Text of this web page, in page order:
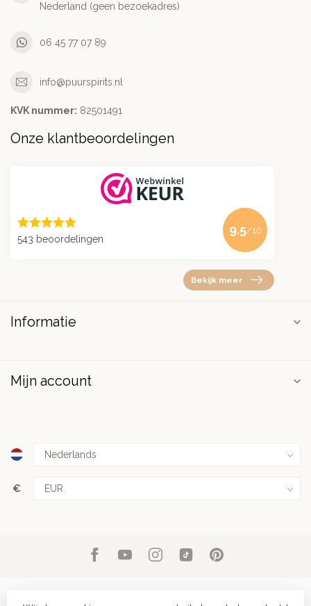
Nederland (geen bezoekadres)
06 45 77 07 89
info@puurspirits.nl
KVK nummer: 82501491
Onze klantbeoordelingen
543 beoordelingen
9.5/10
Bekijk meer
Informatie
Mijn account
€